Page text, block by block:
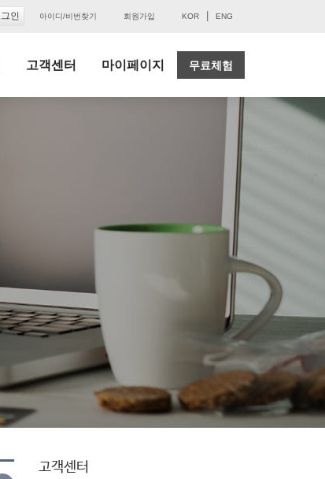
아이디/비번찾기 회원가입 KOR ENG
고객센터 마이페이지 무료체험
고객센터